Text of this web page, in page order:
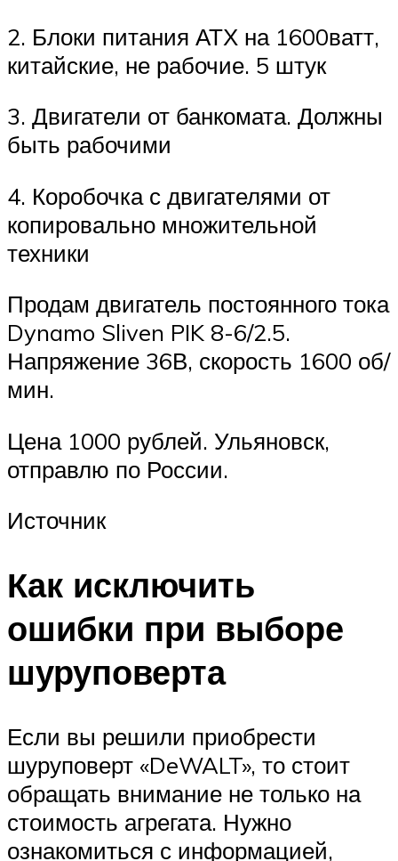
2. Блоки питания АТХ на 1600ватт,
китайские, не рабочие. 5 штук
3. Двигатели от банкомата. Должны
быть рабочими
4. Коробочка с двигателями от
копировально множительной
техники
Продам двигатель постоянного тока
Dynamo Sliven PIK 8-6/2.5.
Напряжение 36В, скорость 1600 об/
мин.
Цена 1000 рублей. Ульяновск,
отправлю по России.
Источник
Как исключить
ошибки при выборе
шуруповерта
Если вы решили приобрести
шуруповерт «DeWALT», то стоит
обращать внимание не только на
стоимость агрегата. Нужно
ознакомиться с информацией,